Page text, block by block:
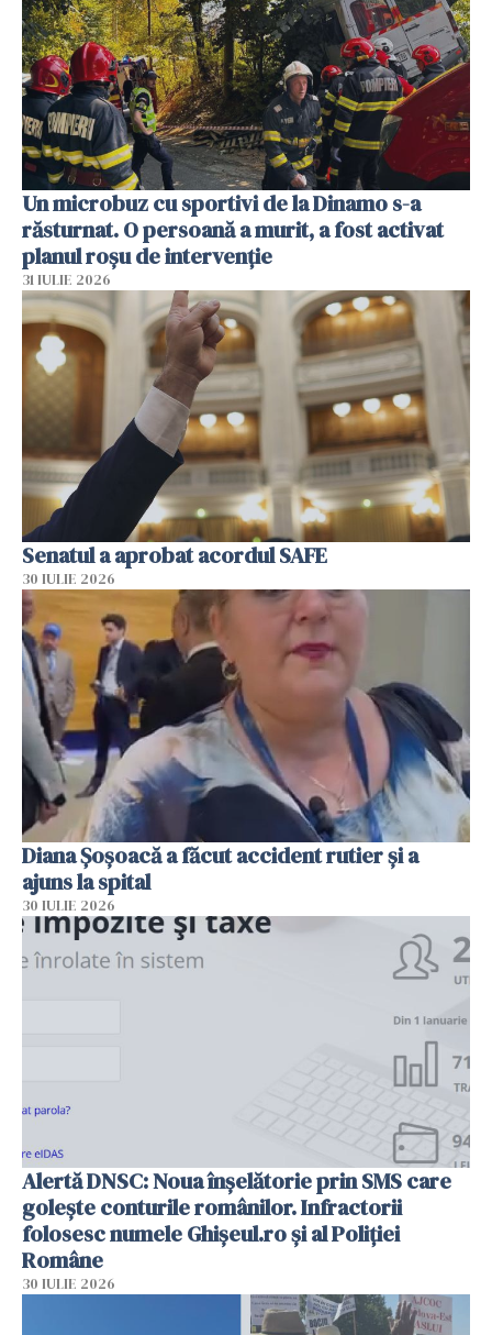
Un microbuz cu sportivi de la Dinamo s-a
răsturnat. O persoană a murit, a fost activat
planul roșu de intervenție
31 IULIE 2026
Senatul a aprobat acordul SAFE
30 IULIE 2026
Diana Șoșoacă a făcut accident rutier și a
ajuns la spital
30 IULIE 2026
Alertă DNSC: Noua înșelătorie prin SMS care
golește conturile românilor. Infractorii
folosesc numele Ghișeul.ro și al Poliției
Române
30 IULIE 2026